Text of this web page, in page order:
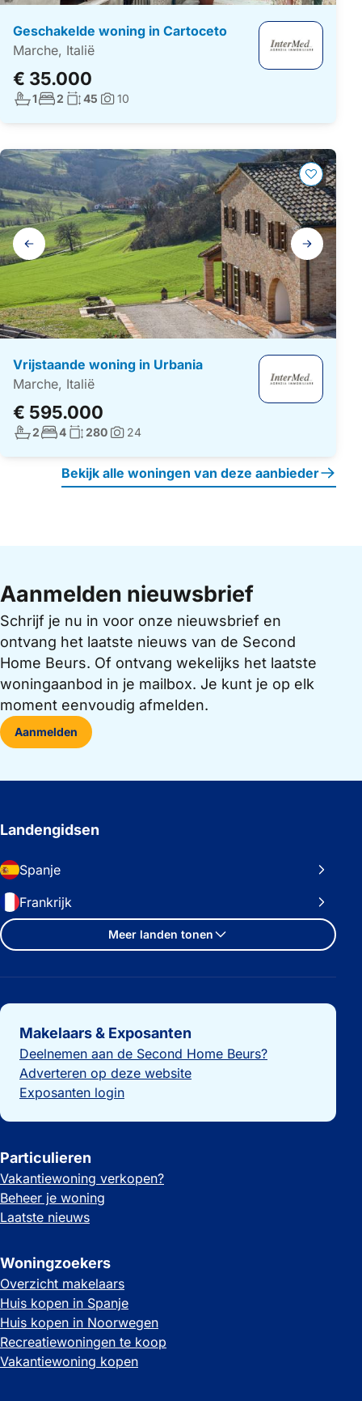
Geschakelde woning in Cartoceto
Marche, Italië
€ 35.000
Aantal badkamers:
1Aantal slaapkamers:
2 Woonoppervlakte:
45 Foto's:
10
Galerij
navigatie
Vrijstaande woning in Urbania
Marche, Italië
€ 595.000
Aantal badkamers:
2Aantal slaapkamers:
4Woonoppervlakte:
280Foto's:
24
Bekijk alle woningen van deze aanbieder
Aanmelden nieuwsbrief
Schrijf je nu in voor onze nieuwsbrief en
ontvang het laatste nieuws van de Second
Home Beurs. Of ontvang wekelijks het laatste
woningaanbod in je mailbox. Je kunt je op elk
moment eenvoudig afmelden.
Aanmelden
Landengidsen
Spanje
Frankrijk
Meer landen tonen
Belangrijke links
Makelaars & Exposanten
Deelnemen aan de Second Home Beurs?
Adverteren op deze website
Exposanten login
Particulieren
Vakantiewoning verkopen?
Beheer je woning
Laatste nieuws
Woningzoekers
Overzicht makelaars
Huis kopen in Spanje
Huis kopen in Noorwegen
Recreatiewoningen te koop
Vakantiewoning kopen